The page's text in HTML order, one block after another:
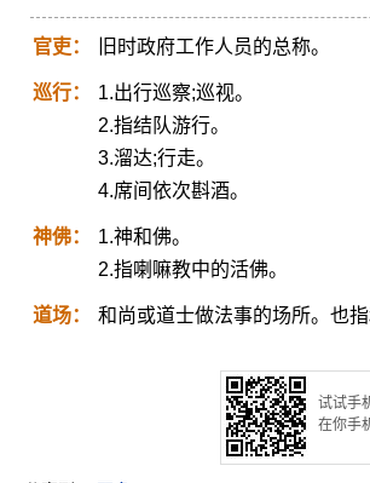
官吏： 旧时政府工作人员的总称。
巡行：
1.出行巡察;巡视。
2.指结队游行。
3.溜达;行走。
4.席间依次斟酒。
神佛：
1.神和佛。
2.指喇嘛教中的活佛。
道场： 和尚或道士做法事的场所。也
试试手
在你手